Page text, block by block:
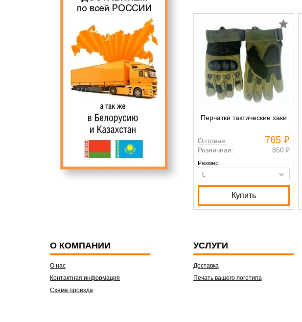
Перчатки тактические хаки
Оптовая: 765 ₽
Розничная: 850 ₽
Размер
Купить
О КОМПАНИИ
О нас
Контактная информация
Схема проезда
УСЛУГИ
Доставка
Печать вашего логотипа